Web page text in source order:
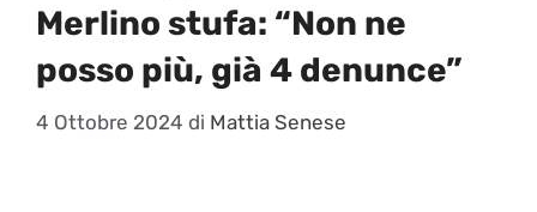
Merlino stufa: “Non ne
posso più, già 4 denunce”
4 Ottobre 2024 di Mattia Senese